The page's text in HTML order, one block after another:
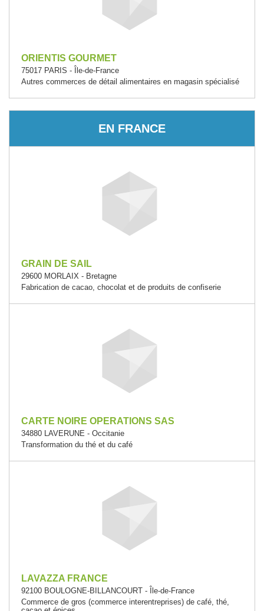
ORIENTIS GOURMET
75017 PARIS - Île-de-France
Autres commerces de détail alimentaires en magasin spécialisé
EN FRANCE
GRAIN DE SAIL
29600 MORLAIX - Bretagne
Fabrication de cacao, chocolat et de produits de confiserie
CARTE NOIRE OPERATIONS SAS
34880 LAVERUNE - Occitanie
Transformation du thé et du café
LAVAZZA FRANCE
92100 BOULOGNE-BILLANCOURT - Île-de-France
Commerce de gros (commerce interentreprises) de café, thé,